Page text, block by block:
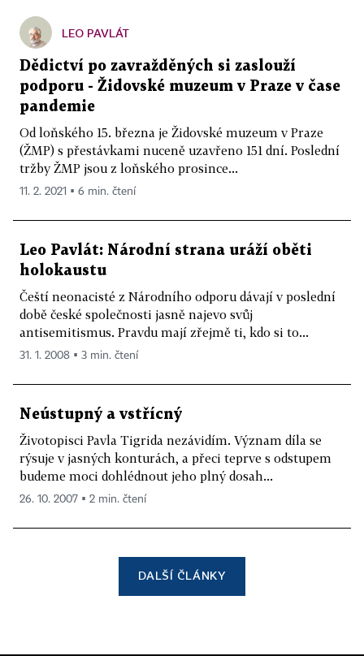
LEO PAVLÁT
Dědictví po zavražděných si zaslouží
podporu - Židovské muzeum v Praze v čase
pandemie
Od loňského 15. března je Židovské muzeum v Praze
(ŽMP) s přestávkami nuceně uzavřeno 151 dní. Poslední
tržby ŽMP jsou z loňského prosince...
11. 2. 2021 ▪ 6 min. čtení
Leo Pavlát: Národní strana uráží oběti
holokaustu
Čeští neonacisté z Národního odporu dávají v poslední
době české společnosti jasně najevo svůj
antisemitismus. Pravdu mají zřejmě ti, kdo si to...
31. 1. 2008 ▪ 3 min. čtení
Neústupný a vstřícný
Životopisci Pavla Tigrida nezávidím. Význam díla se
rýsuje v jasných konturách, a přeci teprve s odstupem
budeme moci dohlédnout jeho plný dosah...
26. 10. 2007 ▪ 2 min. čtení
DALŠÍ ČLÁNKY